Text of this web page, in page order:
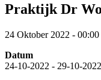
Praktijk Dr
24 Oktober 2022 - 00:00
Datum
24-10-2022 - 29-10-2022